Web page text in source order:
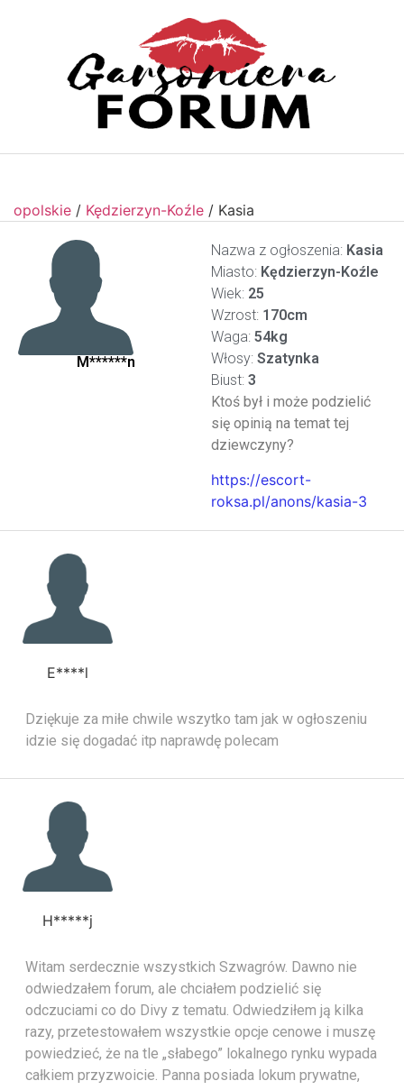
opolskie / Kędzierzyn-Koźle / Kasia
M******n
Nazwa z ogłoszenia: Kasia
Miasto: Kędzierzyn-Koźle
Wiek: 25
Wzrost: 170cm
Waga: 54kg
Włosy: Szatynka
Biust: 3
Ktoś był i może podzielić
się opinią na temat tej
dziewczyny?
https://escort-
roksa.pl/anons/kasia-3
E****l
Dziękuje za miłe chwile wszytko tam jak w ogłoszeniu
idzie się dogadać itp naprawdę polecam
H*****j
Witam serdecznie wszystkich Szwagrów. Dawno nie
odwiedzałem forum, ale chciałem podzielić się
odczuciami co do Divy z tematu. Odwiedziłem ją kilka
razy, przetestowałem wszystkie opcje cenowe i muszę
powiedzieć, że na tle „słabego” lokalnego rynku wypada
całkiem przyzwoicie. Panna posiada lokum prywatne,